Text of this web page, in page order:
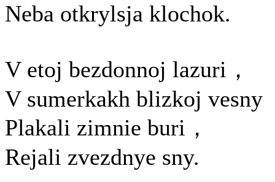
Neba otkrylsja klochok.
V etoj bezdonnoj lazuri，
V sumerkakh blizkoj vesny
Plakali zimnie buri，
Rejali zvezdnye sny.